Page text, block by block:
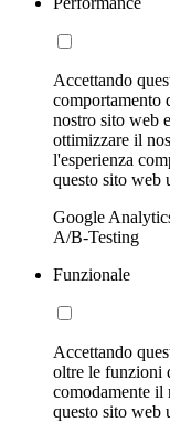
Accettando
comportamento
nostro sito web
ottimizzare il
l'esperienza
questo sito web
Google
A/B-Testing
Funzionale
Accettando
oltre le funzioni
comodamente il
questo sito web